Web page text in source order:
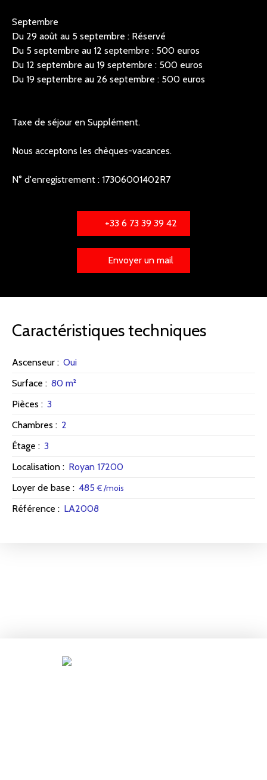
Septembre
Du 29 août au 5 septembre : Réservé
Du 5 septembre au 12 septembre : 500 euros
Du 12 septembre au 19 septembre : 500 euros
Du 19 septembre au 26 septembre : 500 euros
Taxe de séjour en Supplément.
Nous acceptons les chèques-vacances.
N° d'enregistrement : 17306001402R7
+33 6 73 39 39 42
Envoyer un mail
Caractéristiques techniques
Ascenseur : Oui
Surface : 80 m²
Pièces : 3
Chambres : 2
Étage : 3
Localisation : Royan 17200
Loyer de base : 485€ /mois
Référence : LA2008